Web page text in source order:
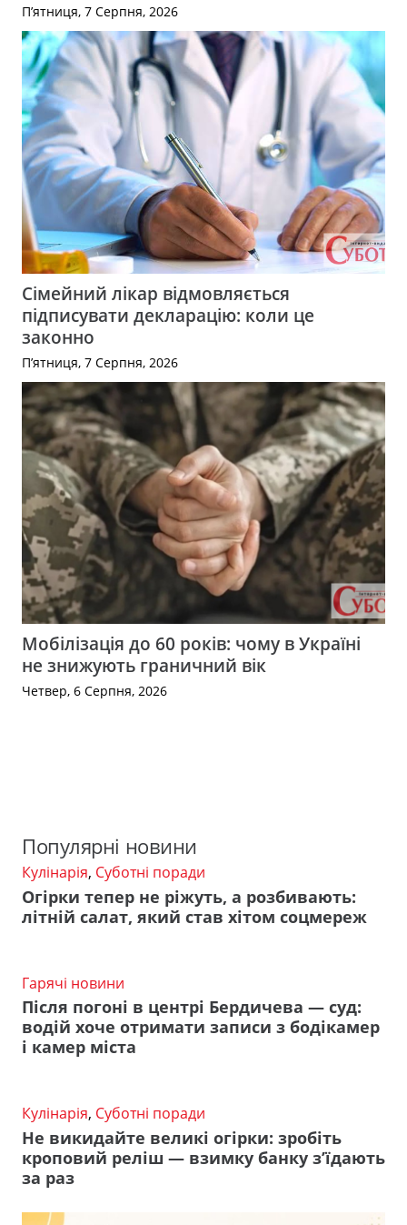
П’ятниця, 7 Серпня, 2026
Сімейний лікар відмовляється
підписувати декларацію: коли це
законно
П’ятниця, 7 Серпня, 2026
Мобілізація до 60 років: чому в Україні
не знижують граничний вік
Четвер, 6 Серпня, 2026
Популярні новини
Кулінарія, Суботні поради
Огірки тепер не ріжуть, а розбивають:
літній салат, який став хітом соцмереж
Гарячі новини
Після погоні в центрі Бердичева — суд:
водій хоче отримати записи з бодікамер
і камер міста
Кулінарія, Суботні поради
Не викидайте великі огірки: зробіть
кроповий реліш — взимку банку з’їдають
за раз